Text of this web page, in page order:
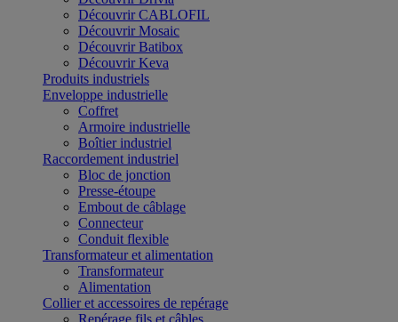
Découvrir CABLOFIL
Découvrir Mosaic
Découvrir Batibox
Découvrir Keva
Produits industriels
Enveloppe industrielle
Coffret
Armoire industrielle
Boîtier industriel
Raccordement industriel
Bloc de jonction
Presse-étoupe
Embout de câblage
Connecteur
Conduit flexible
Transformateur et alimentation
Transformateur
Alimentation
Collier et accessoires de repérage
Repérage fils et câbles